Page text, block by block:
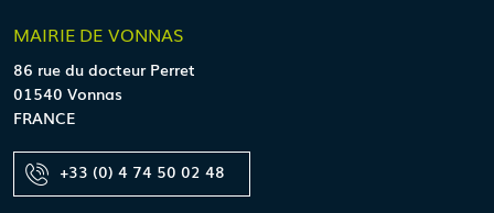
MAIRIE DE VONNAS
86 rue du docteur Perret
01540 Vonnas
FRANCE
+33 (0) 4 74 50 02 48